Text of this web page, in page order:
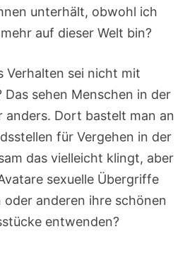
unterhält, obwohl ich
auf dieser Welt bin?
Verhalten sei nicht mit
Das sehen Menschen in der
anders. Dort bastelt man an
für Vergehen in der
das vielleicht klingt, aber
sexuelle Übergriffe
oder anderen ihre schönen
entwenden?